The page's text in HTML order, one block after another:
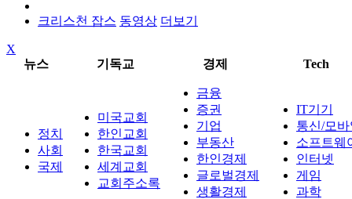
크리스천 잡스 동영상 더보기
X
뉴스
기독교 경제 Tech
정치
사회
국제
미국교회
한인교회
한국교회
세계교회
교회주소록
금융
증권
기업
부동산
한인경제
글로벌경제
생활경제
IT기기
통신/모
소프트웨
인터넷
게임
과학